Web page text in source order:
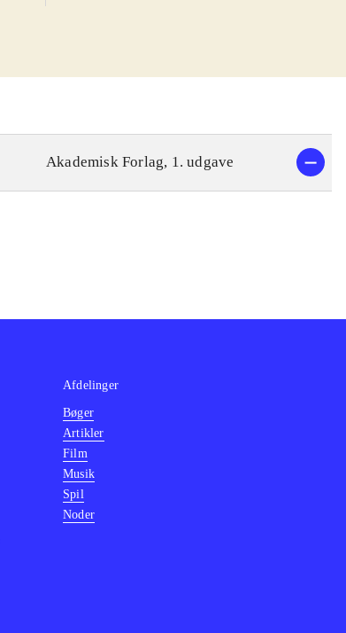
Akademisk Forlag, 1. udgave
Afdelinger
Bøger
Artikler
Film
Musik
Spil
Noder